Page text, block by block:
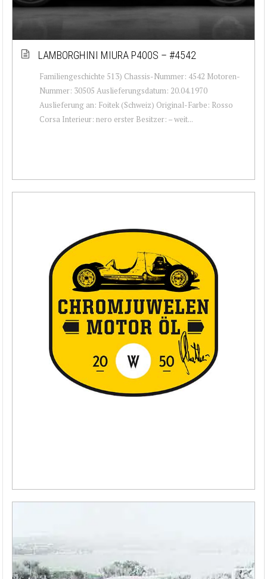
LAMBORGHINI MIURA P400S – #4542
Familiengeschichte 513) Chassis-Nummer: 4542 Motoren-
Nummer: 30505 Auslieferungsdatum: 20.04.1970
Auslieferung an: Foitek (Schweiz) Original-Farbe: Rosso
Corsa Interieur: nero erster Besitzer: – weit...